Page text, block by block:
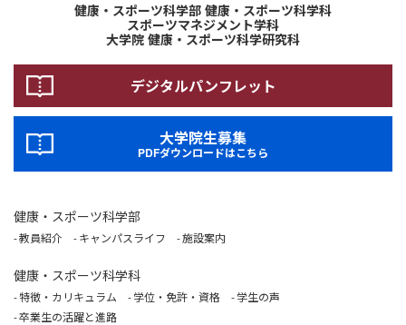
健康・スポーツ科学部 健康・スポーツ科学科
スポーツマネジメント学科
大学院 健康・スポーツ科学研究科
デジタルパンフレット
大学院生募集
PDFダウンロードはこちら
健康・スポーツ科学部
教員紹介 キャンパスライフ 施設案内
健康・スポーツ科学科
特徴・カリキュラム 学位・免許・資格
学生の声
卒業生の活躍と進路